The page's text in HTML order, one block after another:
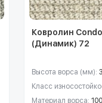
Ковролин
(Динамик) 72
Высота ворса (мм):3
Класс
Материал ворса: